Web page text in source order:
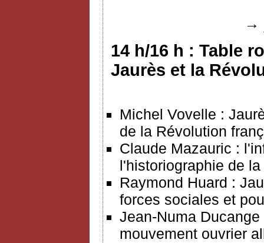
→
14 h/16 h : Table
Jaurès et la
Michel Vovelle :
de la Révolution
Claude Mazauric :
l'historiographie de
Raymond Huard :
forces sociales et
Jean-Numa
mouvement ouvrier